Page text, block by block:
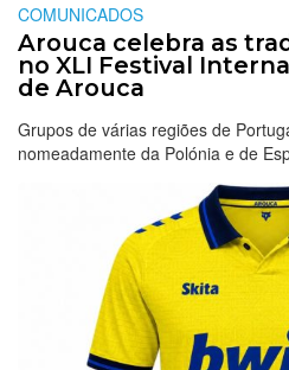
COMUNICADOS
Arouca celebra as
no XLI Festival
de Arouca
Grupos de várias regiões de
nomeadamente da Polónia e de